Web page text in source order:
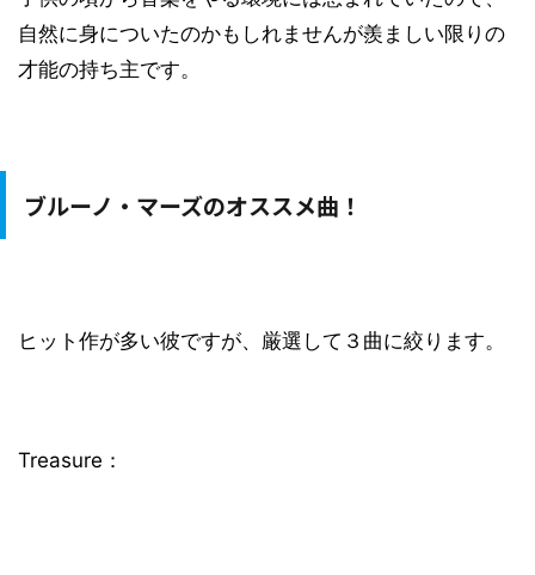
自然に身についたのかもしれませんが羨ましい限りの
才能の持ち主です。
ブルーノ・マーズのオススメ曲！
ヒット作が多い彼ですが、厳選して３曲に絞ります。
Treasure：